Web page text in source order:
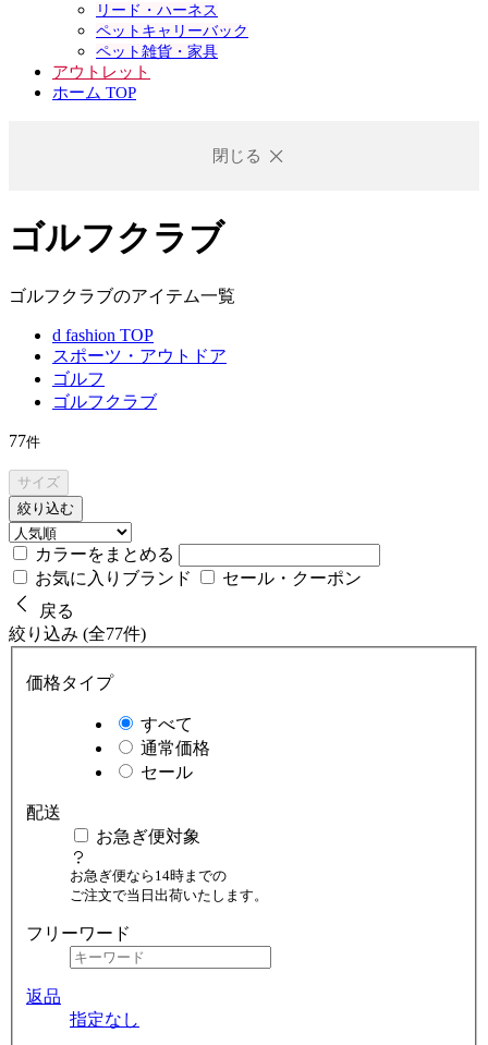
リード・ハーネス
ペットキャリーバック
ペット雑貨・家具
アウトレット
ホーム TOP
閉じる
ゴルフクラブ
ゴルフクラブのアイテム一覧
d fashion TOP
スポーツ・アウトドア
ゴルフ
ゴルフクラブ
77件
サイズ
絞り込む
カラーをまとめる
お気に入りブランド
セール・クーポン
戻る
絞り込み (全77件)
価格タイプ
すべて
通常価格
セール
配送
お急ぎ便対象
お急ぎ便なら14時までの
ご注文で当日出荷いたします。
フリーワード
返品
指定なし